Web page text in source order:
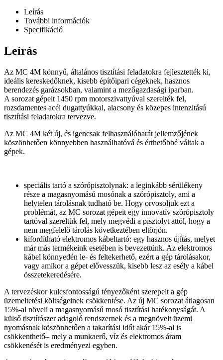
Leírás
További információk
Specifikáció
Leírás
Az MC 4M könnyű, általános tisztítási feladatokra fejlesztették ki,
ideális kereskedőknek, kisebb építőipari cégeknek, hasznos
berendezés garázsokban, valamint a mezőgazdasági iparban.
A sorozat gépeit 1450 rpm motorszivattyúval szerelték fel,
rozsdamentes acél dugattyúkkal, alacsony és közepes intenzitású
tisztítási feladatokra tervezve.
Az MC 4M két új, és igencsak felhasználóbarát jellemzőjének
köszönhetően könnyebben használhatóvá és érthetőbbé váltak a
gépek.
speciális tartó a szórópisztolynak: a leginkább sérülékeny
része a magasnyomású mosónak a szórópisztoly, ami a
helytelen tárolásnak tudható be. Hogy orvosoljuk ezt a
problémát, az MC sorozat gépeit egy innovatív szórópisztoly
tartóval szereltük fel, mely megvédi a pisztolyt attól, hogy a
nem megfelelő tárolás következtében eltörjön.
kifordítható elektromos kábeltartó: egy hasznos újítás, melyet
már más termékeink esetében is bevezettünk. Az elektromos
kábel könnyedén le- és feltekerhető, ezért a gép tárolásakor,
vagy amikor a gépet elővesszük, kisebb lesz az esély a kábel
összetekeredésére.
A tervezéskor kulcsfontosságú tényezőként szerepelt a gép
üzemeltetési költségeinek csökkentése. Az új MC sorozat átlagosan
15%-al növeli a magasnyomású mosó tisztítási hatékonyságát. A
külső tisztítószer adagoló rendszernek és a megnövelt üzemi
nyomásnak köszönhetően a takarítási időt akár 15%-al is
csökkenthető– mely a munkaerő, víz és elektromos áram
csökkenését is eredményezi egyben.